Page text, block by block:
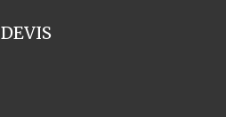
DEVIS